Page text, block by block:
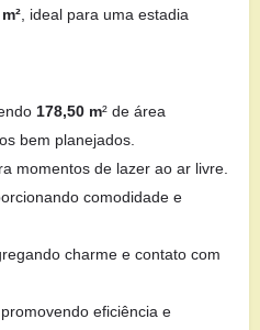
, ideal para uma estadia
178,50 m² de área
bem planejados.
momentos de lazer ao ar livre.
comodidade e
charme e contato com
eficiência e